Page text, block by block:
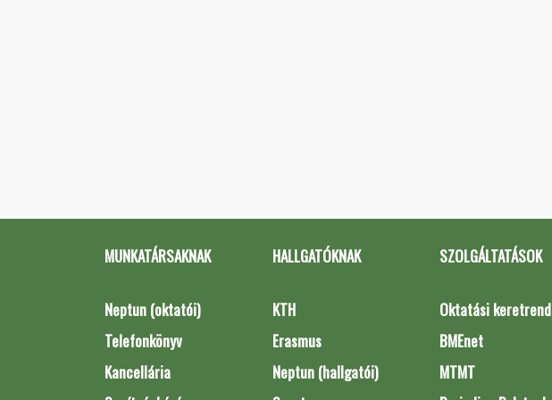
MUNKATÁRSAKNAK
Neptun (oktatói)
Telefonkönyv
Kancellária
HALLGATÓKNAK
KTH
Erasmus
Neptun (hallgatói)
SZOLGÁLTATÁSOK
Oktatási
BMEnet
MTMT